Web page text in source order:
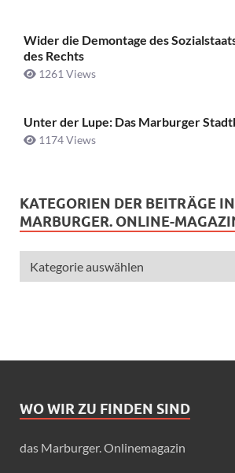
Wider die Demontage des
des Rechts
1261 Views
Unter der Lupe: Das Marburger
1174 Views
KATEGORIEN DER BEITRÄGE
MARBURGER. ONLINE-
WO WIR ZU FINDEN SIND
das Marburger. Onlinemagazin